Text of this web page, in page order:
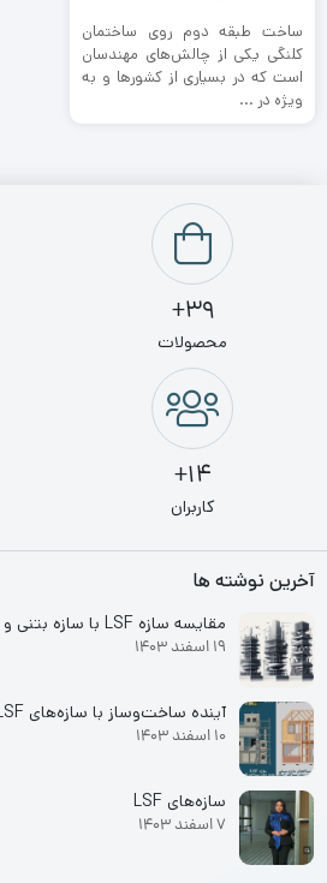
ساخت طبقه دوم روی ساختمان‌
کلنگی یکی از چالش‌های مهندسان
است که در بسیاری از کشورها و به
ویژه در ...
39+
محصولات
14+
کاربران
آخرین نوشته ها
مقایسه سازه LSF با سازه بتنی و فولادی
19 اسفند 1403
آینده ساخت‌وساز با سازه‌های LSF
10 اسفند 1403
سازه‌های LSF
7 اسفند 1403